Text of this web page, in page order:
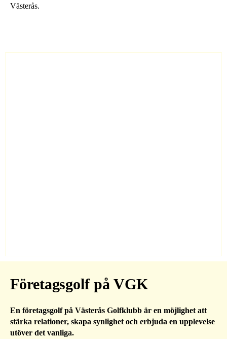
Västerås.
Företagsgolf på VGK
En företagsgolf på Västerås Golfklubb är en möjlighet att
stärka relationer, skapa synlighet och erbjuda en upplevelse
utöver det vanliga.